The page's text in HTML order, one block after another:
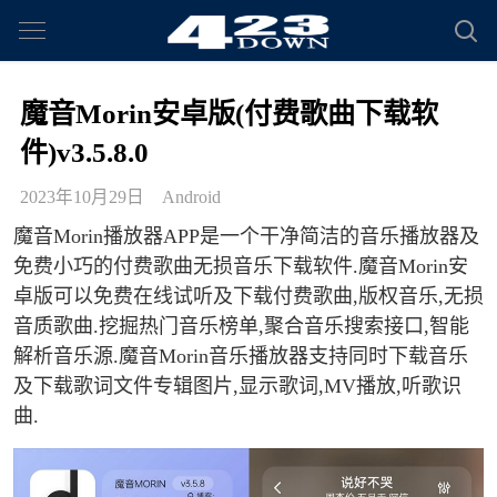
魔音Morin安卓版(付费歌曲下载软
件)v3.5.8.0
2023年10月29日 Android
魔音Morin播放器APP是一个干净简洁的音乐播放器及
免费小巧的付费歌曲无损音乐下载软件.魔音Morin安
卓版可以免费在线试听及下载付费歌曲,版权音乐,无损
音质歌曲.挖掘热门音乐榜单,聚合音乐搜索接口,智能
解析音乐源.魔音Morin音乐播放器支持同时下载音乐
及下载歌词文件专辑图片,显示歌词,MV播放,听歌识
曲.